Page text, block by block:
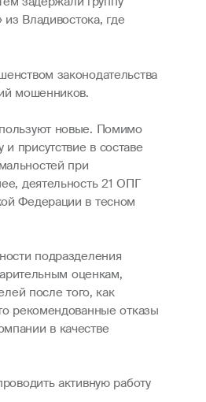
Владивостока, где
законодательства
мошенников.
новые. Помимо
присутствие в составе
при
деятельность 21 ОПГ
Федерации в тесном
подразделения
оценкам,
после того, как
рекомендованные отказы
в качестве
активную работу